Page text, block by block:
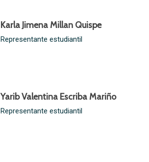
Karla Jimena Millan Quispe
Representante estudiantil
Yarib Valentina Escriba Mariño
Representante estudiantil